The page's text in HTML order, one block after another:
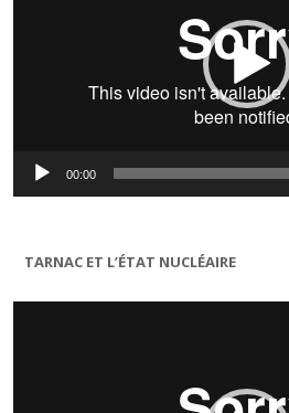
00:00
TARNAC ET L’ÉTAT NUCLÉAIRE
Lecteur